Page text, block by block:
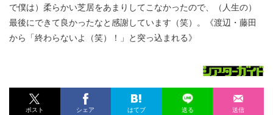
で僕は）柔らかい芝居をあまりしてこなかったので、（人生の）
最後にできて良かったなと感謝しています（笑）。《渡辺・藤田
から「終わらないよ（笑）！」と突っ込まれる》
ポスト シェア はてブ 送る 送信